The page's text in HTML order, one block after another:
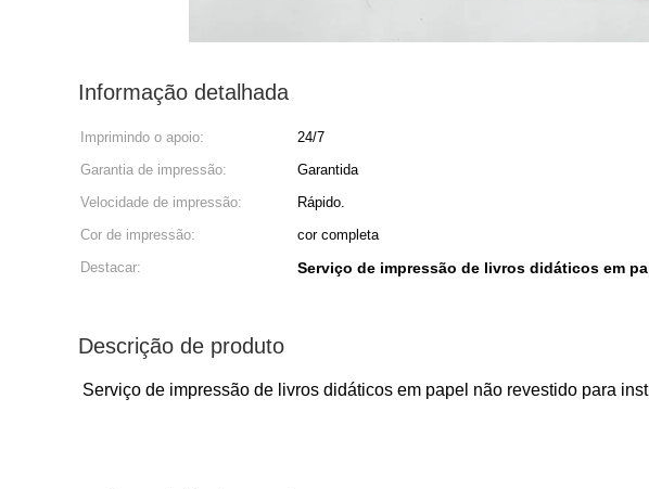
Informação detalhada
Imprimindo o apoio: 24/7
Garantia de impressão:
Garantida
Velocidade de impressão:
Rápido.
Cor de impressão:
cor completa
Destacar:
Serviço de impressão de livros didáticos em
Descrição de produto
Serviço de impressão de livros didáticos em papel não revestido para